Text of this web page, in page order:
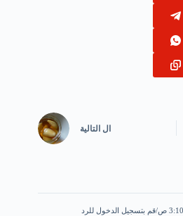
ال التالية
قم بتسجيل الدخول للرد